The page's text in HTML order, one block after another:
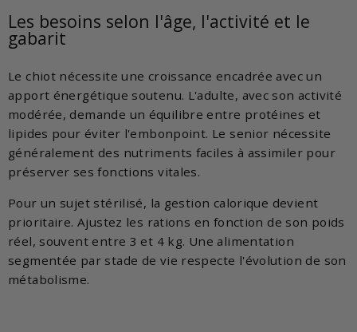
Les besoins selon l'âge, l'activité et le
gabarit
Le chiot nécessite une croissance encadrée avec un
apport énergétique soutenu. L'adulte, avec son activité
modérée, demande un équilibre entre protéines et
lipides pour éviter l'embonpoint. Le senior nécessite
généralement des nutriments faciles à assimiler pour
préserver ses fonctions vitales.
Pour un sujet stérilisé, la gestion calorique devient
prioritaire. Ajustez les rations en fonction de son poids
réel, souvent entre 3 et 4 kg. Une alimentation
segmentée par stade de vie respecte l'évolution de son
métabolisme.